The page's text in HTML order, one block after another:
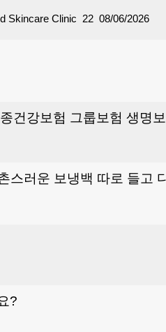
22
Skincare Clinic 08/06/2026
건강보험 그룹보험 생명
스러운 보냉백 따로 들고
?